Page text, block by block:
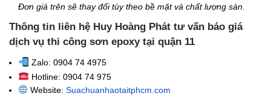
Đơn giá trên sẽ thay đổi tùy theo bề mặt và chất lượng sàn.
Thông tin liên hệ Huy Hoàng Phát tư vấn báo giá
dịch vụ thi công sơn epoxy tại quận 11
Zalo: 0904 74 4975
Hotline: 0904 74 975
Website: Suachuanhaotaitphcm.com